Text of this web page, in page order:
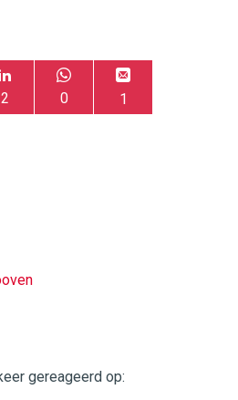
2 0 1
gereageerd op: